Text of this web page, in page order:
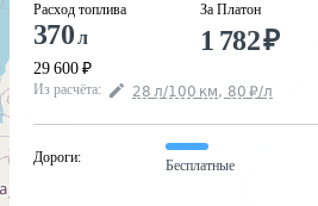
Расход топлива
370л
29 600 ₽
За Платон
1 782₽
Из расчёта: 28 л/100 км, 80 ₽/л
Дороги:
Бесплатные